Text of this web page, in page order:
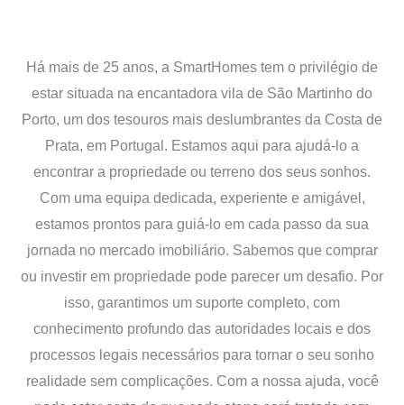
Há mais de 25 anos, a SmartHomes tem o privilégio de
estar situada na encantadora vila de São Martinho do
Porto, um dos tesouros mais deslumbrantes da Costa de
Prata, em Portugal. Estamos aqui para ajudá-lo a
encontrar a propriedade ou terreno dos seus sonhos.
Com uma equipa dedicada, experiente e amigável,
estamos prontos para guiá-lo em cada passo da sua
jornada no mercado imobiliário. Sabemos que comprar
ou investir em propriedade pode parecer um desafio. Por
isso, garantimos um suporte completo, com
conhecimento profundo das autoridades locais e dos
processos legais necessários para tornar o seu sonho
realidade sem complicações. Com a nossa ajuda, você